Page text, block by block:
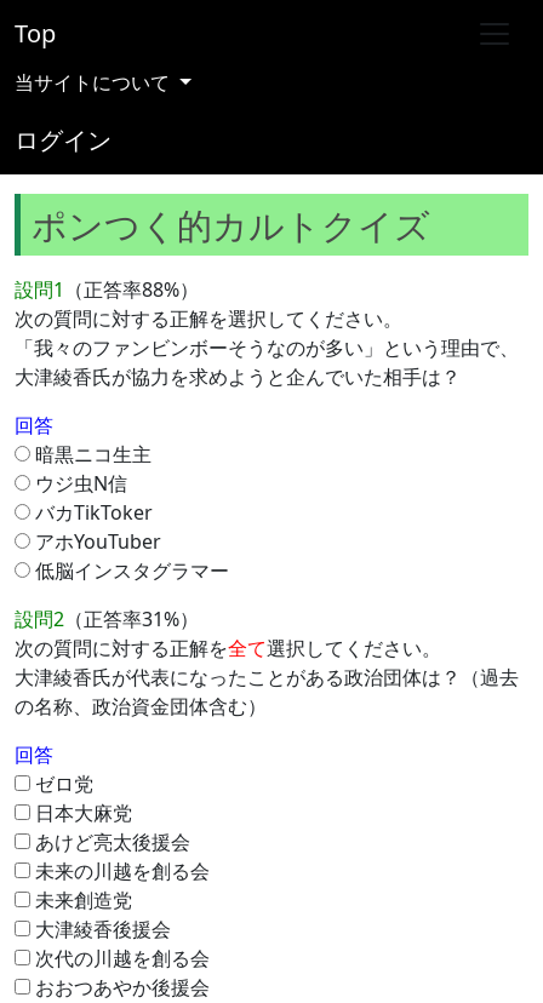
Top
当サイトについて
ログイン
ポンつく的カルトクイズ
設問1 （正答率88%）
次の質問に対する正解を選択してください。
「我々のファンビンボーそうなのが多い」という理由で、
大津綾香氏が協力を求めようと企んでいた相手は？
回答
暗黒ニコ生主
ウジ虫N信
バカTikToker
アホYouTuber
低脳インスタグラマー
設問2 （正答率31%）
次の質問に対する正解を全て選択してください。
大津綾香氏が代表になったことがある政治団体は？（過去
の名称、政治資金団体含む）
回答
ゼロ党
日本大麻党
あけど亮太後援会
未来の川越を創る会
未来創造党
大津綾香後援会
次代の川越を創る会
おおつあやか後援会